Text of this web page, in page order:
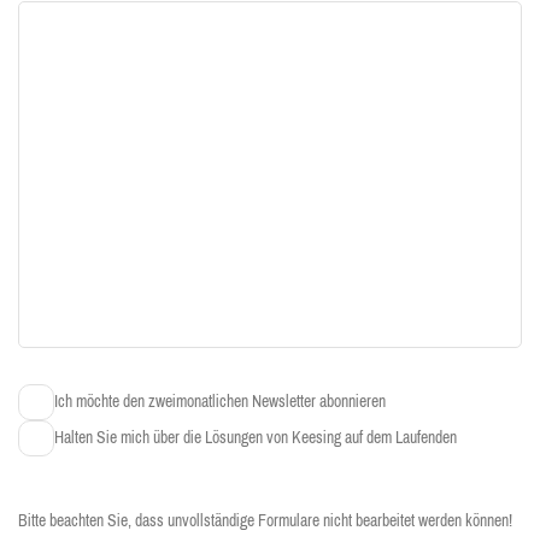
Ich möchte den zweimonatlichen Newsletter abonnieren
Halten Sie mich über die Lösungen von Keesing auf dem Laufenden
A
Bitte beachten Sie, dass unvollständige Formulare nicht bearbeitet werden können!